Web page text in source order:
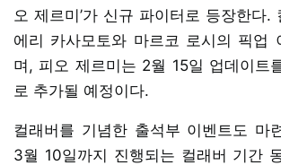
오 제르미’가 신규 파이터로 등장한다.
에리 카사모토와 마르코 로시의 픽업
며, 피오 제르미는 2월 15일 업데이트
로 추가될 예정이다.
컬래버를 기념한 출석부 이벤트도 마
3월 10일까지 진행되는 컬래버 기간